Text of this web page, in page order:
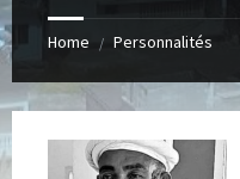
Home / Personnalités